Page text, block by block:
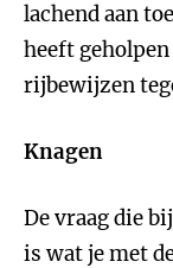
lachend aan
heeft
rijbewijzen
Knagen
De vraag die
is wat je met